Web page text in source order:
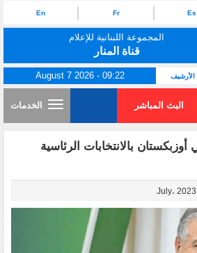
Es
Fr
En
المجموعة اللبنانية للإعلام
قناة المنار
الأرشيف August 7 2026 - 09:22
البث المباشر الخدمات
بالانتخابات الرئاسية